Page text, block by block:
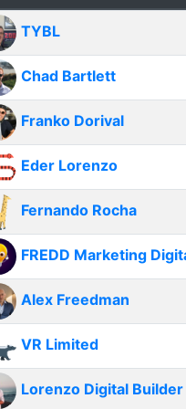
TYBL
Chad Bartlett
Franko Dorival
Eder Lorenzo
Fernando Rocha
FREDD Marketing
Alex Freedman
VR Limited
Lorenzo Digital Builder